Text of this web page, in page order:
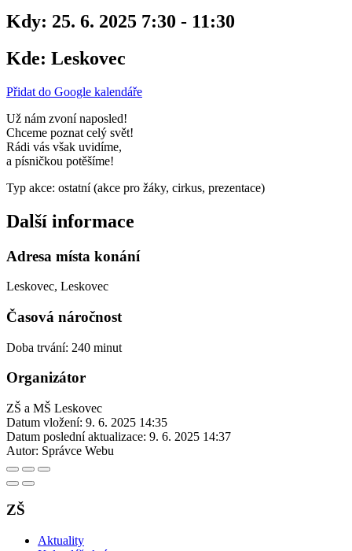
Kdy: 25. 6. 2025 7:30 - 11:30
Kde: Leskovec
Přidat do Google kalendáře
Už nám zvoní naposled!
Chceme poznat celý svět!
Rádi vás však uvidíme,
a písničkou potěšíme!
Typ akce: ostatní (akce pro žáky, cirkus, prezentace)
Další informace
Adresa místa konání
Leskovec, Leskovec
Časová náročnost
Doba trvání: 240 minut
Organizátor
ZŠ a MŠ Leskovec
Datum vložení: 9. 6. 2025 14:35
Datum poslední aktualizace: 9. 6. 2025 14:37
Autor: Správce Webu
ZŠ
Aktuality